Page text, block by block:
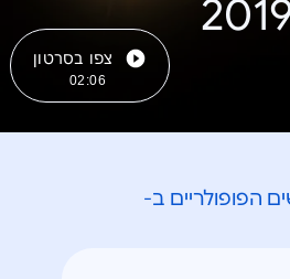
צפו בסרטון
02:06
הפופולריים ב-